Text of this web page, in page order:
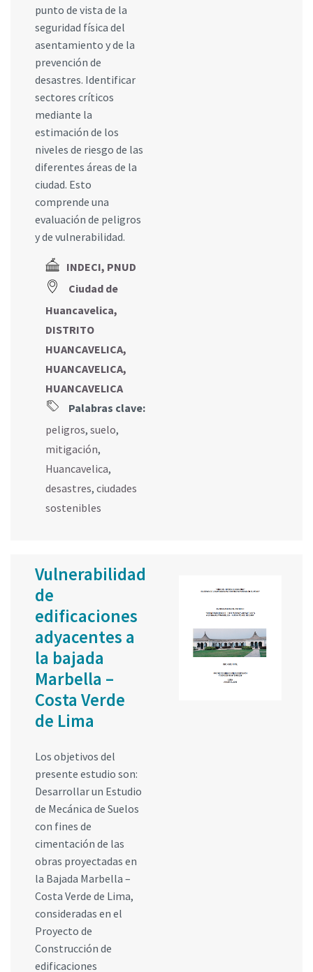
punto de vista de la
seguridad física del
asentamiento y de la
prevención de
desastres. Identificar
sectores críticos
mediante la
estimación de los
niveles de riesgo de las
diferentes áreas de la
ciudad. Esto
comprende una
evaluación de peligros
y de vulnerabilidad.
INDECI, PNUD
Ciudad de
Huancavelica,
DISTRITO
HUANCAVELICA,
HUANCAVELICA,
HUANCAVELICA
Palabras clave:
peligros, suelo,
mitigación,
Huancavelica,
desastres, ciudades
sostenibles
Vulnerabilidad
de
edificaciones
adyacentes a
la bajada
Marbella –
Costa Verde
de Lima
Los objetivos del
presente estudio son:
Desarrollar un Estudio
de Mecánica de Suelos
con fines de
cimentación de las
obras proyectadas en
la Bajada Marbella –
Costa Verde de Lima,
consideradas en el
Proyecto de
Construcción de
edificaciones